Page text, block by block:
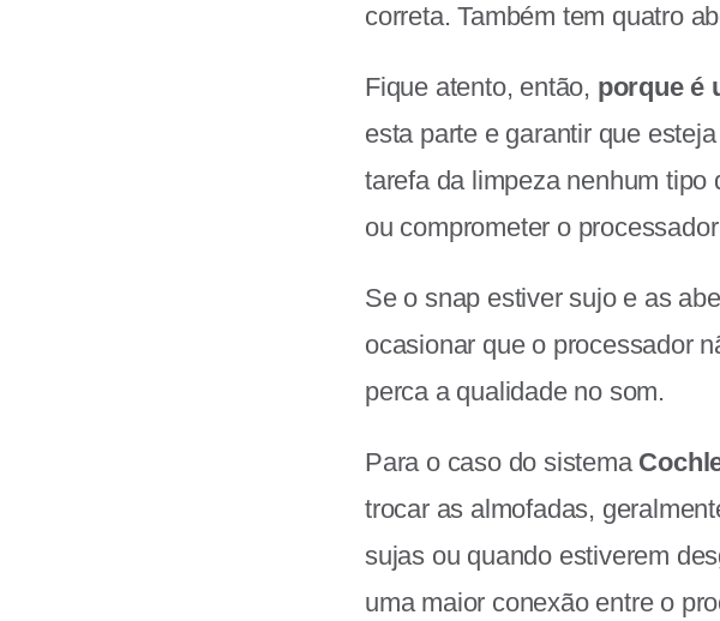
correta. Também tem quatro
Fique atento, então, porque é
esta parte e garantir que
tarefa da limpeza nenhum
ou comprometer o
Se o snap estiver sujo e as
ocasionar que o processador
perca a qualidade no som.
Para o caso do sistema
trocar as almofadas,
sujas ou quando estiverem
uma maior conexão entre o